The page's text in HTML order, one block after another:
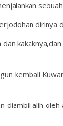
dirinya
kembali
diambil alih